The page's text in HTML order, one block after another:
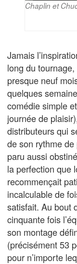
Chaplin et
Jamais
long du
presque neuf
quelques
comédie simple
journée de
distributeurs qui
de son rythme de
paru aussi
la perfection que
recommençait
incalculable de
satisfait. Au bout
cinquante fois
son montage
(précisément 53
pour n’importe